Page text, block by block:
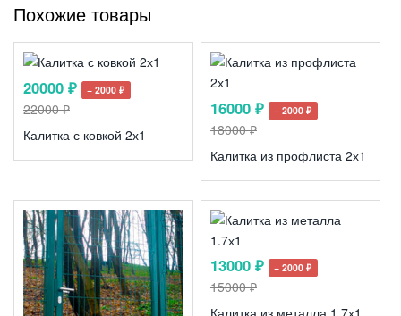
Похожие товары
20000 ₽ − 2000 ₽
22000 ₽
Калитка с ковкой 2х1
16000 ₽ − 2000 ₽
18000 ₽
Калитка из профлиста 2х1
13000 ₽ − 2000 ₽
15000 ₽
Калитка из металла 1.7х1